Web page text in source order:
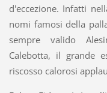
d'eccezione. Infatti
nomi famosi della
sempre valido
Calebotta, il grande
riscosso calorosi